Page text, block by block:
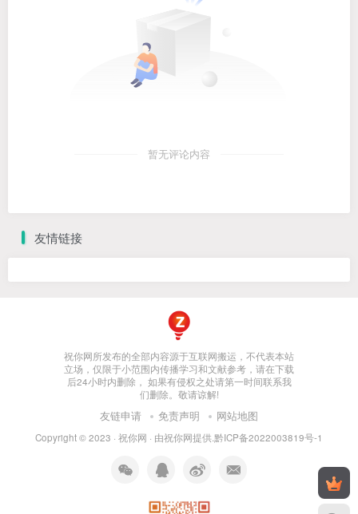
暂无评论内容
友情链接
祝你网所发布的全部内容源于互联网搬运，不代表本站
立场，仅限于小范围内传播学习和文献参考，请在下载
后24小时内删除， 如果有侵权之处请第一时间联系我
们删除。敬请谅解!
友链申请 免责声明 网站地图
Copyright © 2023 · 祝你网 · 由祝你网提供.黔ICP备2022003819号-1